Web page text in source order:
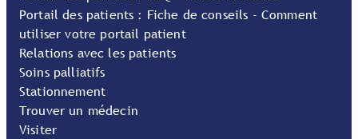
Portail des patients : Fiche de conseils - Comment
utiliser votre portail patient
Relations avec les patients
Soins palliatifs
Stationnement
Trouver un médecin
Visiter